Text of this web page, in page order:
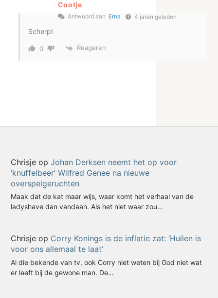
Cootje
Antwoord aan Erna 4 jaren geleden
Scherp!
0 Reageren
Chrisje opJohan Derksen neemt het op voor
‘knuffelbeer’ Wilfred Genee na nieuwe
overspelgeruchten
Maak dat de kat maar wijs, waar komt het verhaal van de
ladyshave dan vandaan. Als het niet waar zou…
Chrisje op Corry Konings is de inflatie zat: ‘Huilen is
voor ons allemaal te laat’
Al die bekende van tv, ook Corry niet weten bij God niet wat
er leeft bij de gewone man. De…